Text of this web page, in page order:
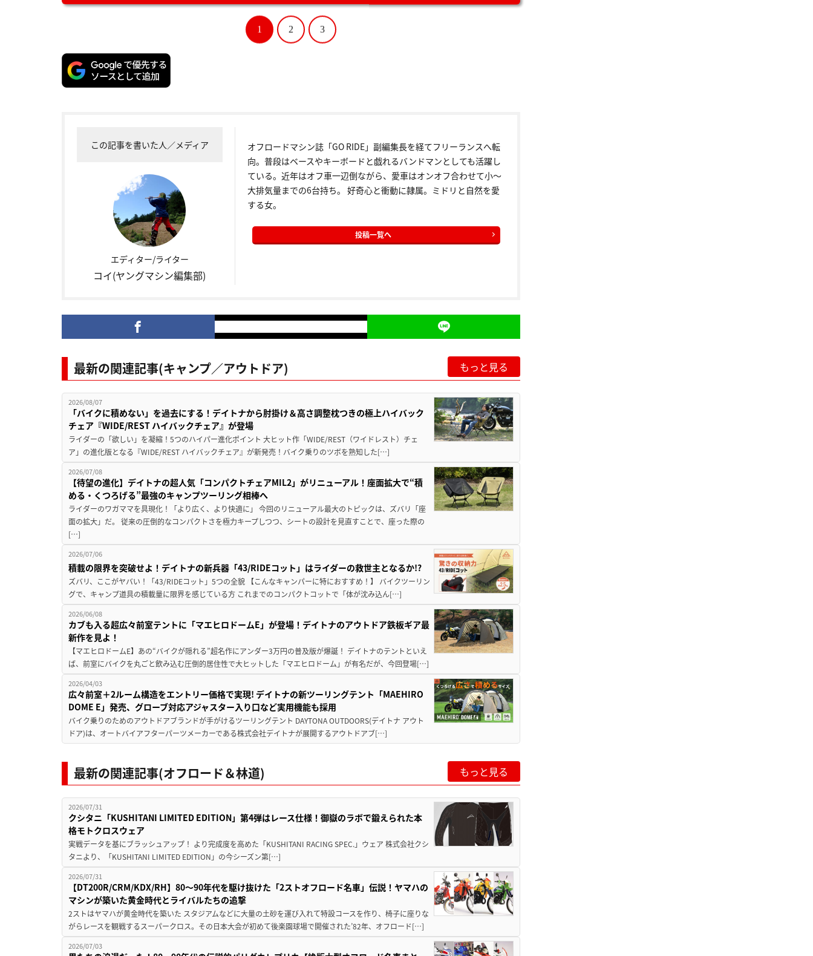
1 2 3
この記事を書いた人／メディア
エディター/ライター
コイ(ヤングマシン編集部)
オフロードマシン誌「GO RIDE」副編集長を経てフリーランスへ転
向。普段はベースやキーボードと戯れるバンドマンとしても活躍し
ている。近年はオフ車一辺倒ながら、愛車はオンオフ合わせて小〜
大排気量までの6台持ち。 好奇心と衝動に隷属。ミドリと自然を愛
する女。
投稿一覧へ
最新の関連記事(キャンプ／アウトドア) もっと見る
2026/08/07
「バイクに積めない」を過去にする！デイトナから肘掛け＆高さ調整枕つきの極上ハイバック
チェア『WIDE/REST ハイバックチェア』が登場
ライダーの「欲しい」を凝縮！5つのハイパー進化ポイント 大ヒット作「WIDE/REST（ワイドレスト）チェ
ア」の進化版となる『WIDE/REST ハイバックチェア』が新発売！バイク乗りのツボを熟知した[…]
2026/07/08
【待望の進化】デイトナの超人気「コンパクトチェアMIL2」がリニューアル！座面拡大で“積
める・くつろげる”最強のキャンプツーリング相棒へ
ライダーのワガママを具現化！「より広く、より快適に」 今回のリニューアル最大のトピックは、ズバリ「座
面の拡大」だ。 従来の圧倒的なコンパクトさを極力キープしつつ、シートの設計を見直すことで、座った際の
[…]
2026/07/06
積載の限界を突破せよ！デイトナの新兵器「43/RIDEコット」はライダーの救世主となるか!?
ズバリ、ここがヤバい！「43/RIDEコット」5つの全貌 【こんなキャンパーに特におすすめ！】 バイクツーリン
グで、キャンプ道具の積載量に限界を感じている方 これまでのコンパクトコットで「体が沈み込ん[…]
2026/06/08
カブも入る超広々前室テントに「マエヒロドームE」が登場！デイトナのアウトドア鉄板ギア最
新作を見よ！
【マエヒロドームE】あの“バイクが隠れる”超名作にアンダー3万円の普及版が爆誕！ デイトナのテントといえ
ば、前室にバイクを丸ごと飲み込む圧倒的居住性で大ヒットした「マエヒロドーム」が有名だが、今回登場[…]
2026/04/03
広々前室＋2ルーム構造をエントリー価格で実現! デイトナの新ツーリングテント「MAEHIRO
DOME E」発売、グローブ対応アジャスター入り口など実用機能も採用
バイク乗りのためのアウトドアブランドが手がけるツーリングテント DAYTONA OUTDOORS(デイトナ アウト
ドア)は、オートバイアフターパーツメーカーである株式会社デイトナが展開するアウトドアブ[…]
最新の関連記事(オフロード＆林道) もっと見る
2026/07/31
クシタニ「KUSHITANI LIMITED EDITION」第4弾はレース仕様！御嶽のラボで鍛えられた本
格モトクロスウェア
実戦データを基にブラッシュアップ！ より完成度を高めた「KUSHITANI RACING SPEC.」ウェア 株式会社クシ
タニより、「KUSHITANI LIMITED EDITION」の今シーズン第[…]
2026/07/31
【DT200R/CRM/KDX/RH】80〜90年代を駆け抜けた「2ストオフロード名車」伝説！ヤマハの
マシンが築いた黄金時代とライバルたちの追撃
2ストはヤマハが黄金時代を築いた スタジアムなどに大量の土砂を運び入れて特設コースを作り、椅子に座りな
がらレースを観戦するスーパークロス。その日本大会が初めて後楽園球場で開催された’82年、オフロード[…]
2026/07/03